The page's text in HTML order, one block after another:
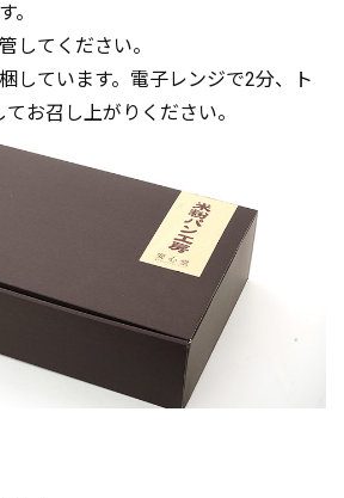
。
してください。
しています。電子レンジで2分、ト
お召し上がりください。